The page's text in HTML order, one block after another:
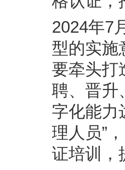
2024年7
型的实施
要牵头打
聘、晋升
字化能力
理人员”
证培训，